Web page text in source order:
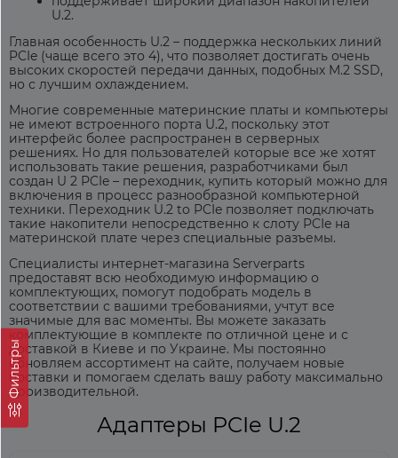
Фильтры
U.2.
Главная особенность U.2 – поддержка нескольких линий
PCIe (чаще всего это 4), что позволяет достигать очень
высоких скоростей передачи данных, подобных M.2 SSD,
но с лучшим охлаждением.
Многие современные материнские платы и компьютеры
не имеют встроенного порта U.2, поскольку этот
интерфейс более распространен в серверных
решениях. Но для пользователей которые все же хотят
использовать такие решения, разработчиками был
создан U 2 PCIe – переходник, купить который можно для
включения в процесс разнообразной компьютерной
техники. Переходник U.2 to PCIe позволяет подключать
такие накопители непосредственно к слоту PCIe на
материнской плате через специальные разъемы.
Специалисты интернет-магазина Serverparts
предоставят всю необходимую информацию о
комплектующих, помогут подобрать модель в
соответствии с вашими требованиями, учтут все
значимые для вас моменты. Вы можете заказать
комплектующие в комплекте по отличной цене и с
доставкой в Киеве и по Украине. Мы постоянно
обновляем ассортимент на сайте, получаем новые
поставки и помогаем сделать вашу работу максимально
производительной.
Адаптеры PCIe U.2